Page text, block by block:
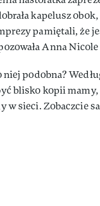
kapelusz
pamiętali, że
Anna
niej podobna?
blisko kopii
w sieci. Zobaczcie